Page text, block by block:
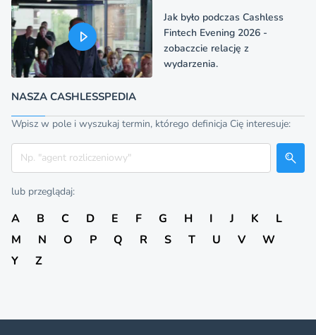
Jak było podczas Cashless
Fintech Evening 2026 -
zobaczcie relację z
wydarzenia.
NASZA CASHLESSPEDIA
Wpisz w pole i wyszukaj termin, którego definicja Cię interesuje:
Szukaj
lub przeglądaj:
A B C D E F G H I J K
L
M
N O P Q R S T U V
W
Y
Z